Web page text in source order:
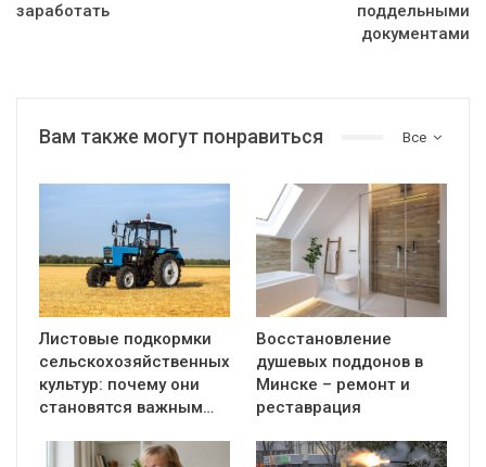
заработать
поддельными
документами
Все
Вам также могут понравиться
Листовые подкормки
сельскохозяйственных
культур: почему они
становятся важным…
Восстановление
душевых поддонов в
Минске – ремонт и
реставрация